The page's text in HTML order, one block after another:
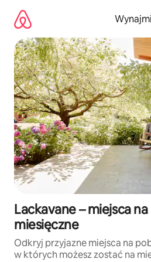
treści
Lackavane – miejsca
miesięczne
Odkryj przyjazne miejsca na
w których możesz zostać na